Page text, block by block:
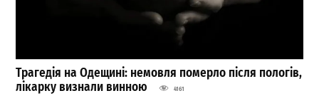
Трагедія на Одещині: немовля померло після пологів,
лікарку визнали винною
4161